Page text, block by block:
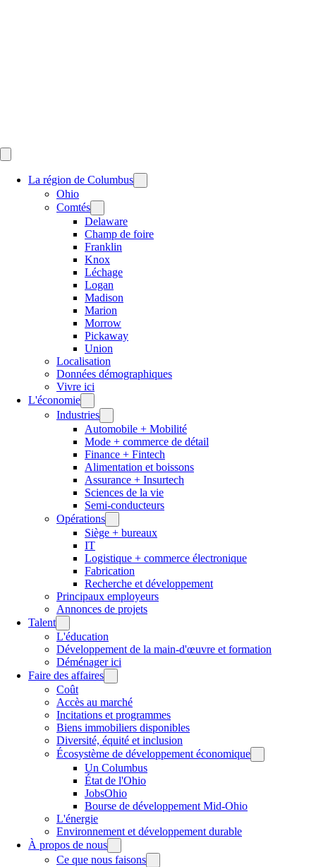
La région de Columbus
Ohio
Comtés
Delaware
Champ de foire
Franklin
Knox
Léchage
Logan
Madison
Marion
Morrow
Pickaway
Union
Localisation
Données démographiques
Vivre ici
L'économie
Industries
Automobile + Mobilité
Mode + commerce de détail
Finance + Fintech
Alimentation et boissons
Assurance + Insurtech
Sciences de la vie
Semi-conducteurs
Opérations
Siège + bureaux
IT
Logistique + commerce électronique
Fabrication
Recherche et développement
Principaux employeurs
Annonces de projets
Talent
L'éducation
Développement de la main-d'œuvre et formation
Déménager ici
Faire des affaires
Coût
Accès au marché
Incitations et programmes
Biens immobiliers disponibles
Diversité, équité et inclusion
Écosystème de développement économique
Un Columbus
État de l'Ohio
JobsOhio
Bourse de développement Mid-Ohio
L'énergie
Environnement et développement durable
À propos de nous
Ce que nous faisons